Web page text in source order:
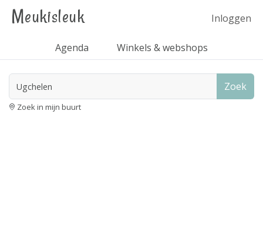
Meukisleuk Inloggen
Agenda Winkels & webshops
Zoek
Zoek in mijn buurt